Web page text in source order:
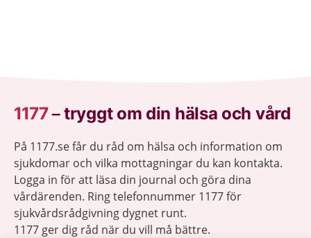
1177–tryggt om din hälsa och vård
På 1177.se får du råd om hälsa och information om
sjukdomar och vilka mottagningar du kan kontakta.
Logga in för att läsa din journal och göra dina
vårdärenden. Ring telefonnummer 1177 för
sjukvårdsrådgivning dygnet runt.
1177 ger dig råd när du vill må bättre.